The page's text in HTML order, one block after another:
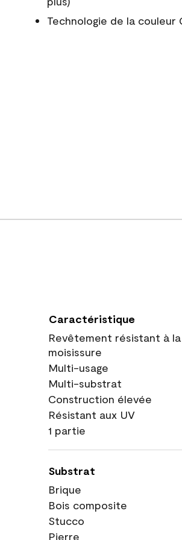
Technologie de la couleur
Caractéristique
Revêtement résistant à la
moisissure
Multi-usage
Multi-substrat
Construction élevée
Résistant aux UV
1 partie
Substrat
Brique
Bois composite
Stucco
Pierre